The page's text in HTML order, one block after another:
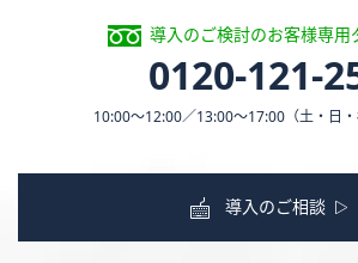
導入のご検討のお客様専用
0120-121-
10:00〜12:00／13:00〜17:00 （土・日
導入のご相談